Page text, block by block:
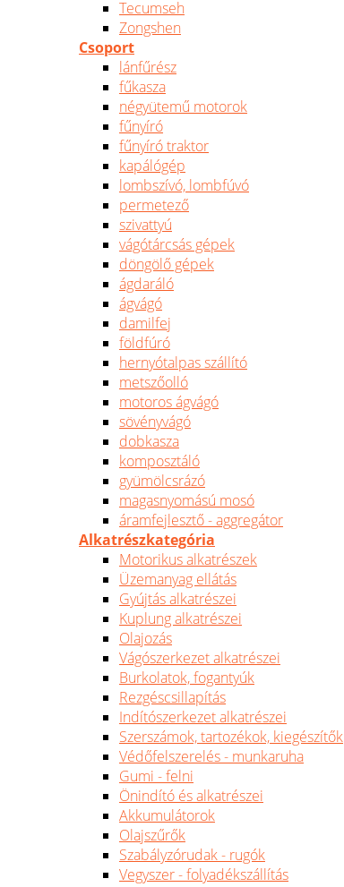
Tecumseh
Zongshen
Csoport
lánfűrész
fűkasza
négyütemű motorok
fűnyíró
fűnyíró traktor
kapálógép
lombszívó, lombfúvó
permetező
szivattyú
vágótárcsás gépek
döngölő gépek
ágdaráló
ágvágó
damilfej
földfúró
hernyótalpas szállító
metszőolló
motoros ágvágó
sövényvágó
dobkasza
komposztáló
gyümölcsrázó
magasnyomású mosó
áramfejlesztő - aggregátor
Alkatrészkategória
Motorikus alkatrészek
Üzemanyag ellátás
Gyújtás alkatrészei
Kuplung alkatrészei
Olajozás
Vágószerkezet alkatrészei
Burkolatok, fogantyúk
Rezgéscsillapítás
Indítószerkezet alkatrészei
Szerszámok, tartozékok, kiegészítők
Védőfelszerelés - munkaruha
Gumi - felni
Önindító és alkatrészei
Akkumulátorok
Olajszűrők
Szabályzórudak - rugók
Vegyszer - folyadékszállítás